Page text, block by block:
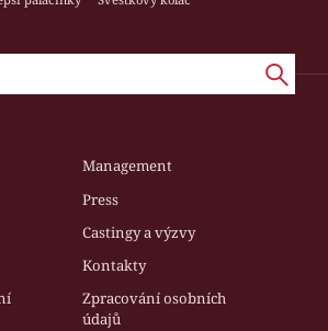
Management
Press
Castingy a výzvy
Kontakty
Zpracování osobních
údajů